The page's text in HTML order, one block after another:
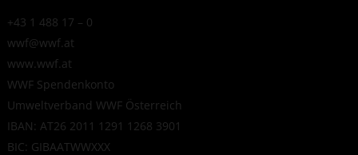
+43 1 488 17 – 0
wwf@wwf.at
www.wwf.at
WWF Spendenkonto
Umweltverband WWF Österreich
IBAN: AT26 2011 1291 1268 3901
BIC: GIBAATWWXXX